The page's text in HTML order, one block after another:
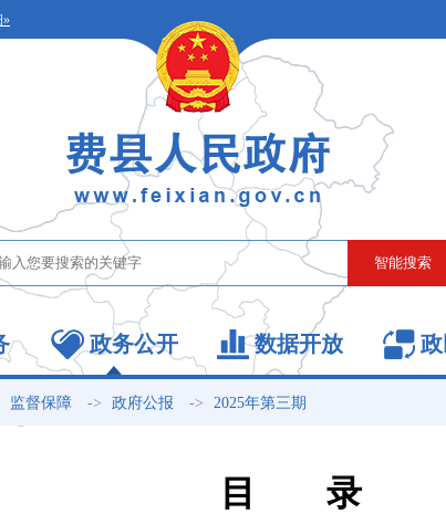
政务公开 数据开放
监督保障 -> 政府公报 -> 2025年第三期
目 录